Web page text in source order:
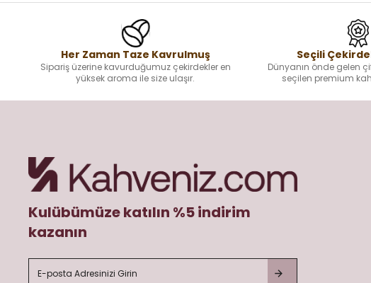
Her Zaman Taze Kavrulmuş
Sipariş üzerine kavurduğumuz çekirdekler en
yüksek aroma ile size ulaşır.
Seçili
Dünyanın önde gelen
seçilen premium
Kulübümüze katılın %5 indirim
kazanın